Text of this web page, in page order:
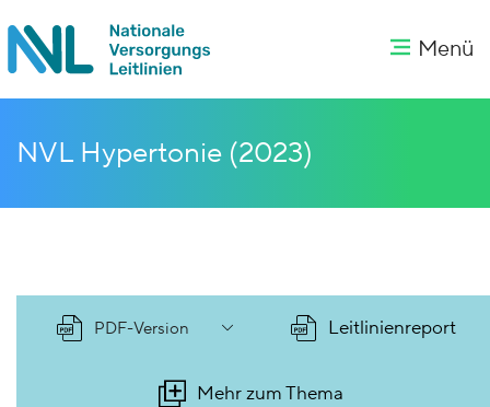
Menü
NVL Hypertonie (2023)
PDF-Version Leitlinienreport
Mehr zum Thema